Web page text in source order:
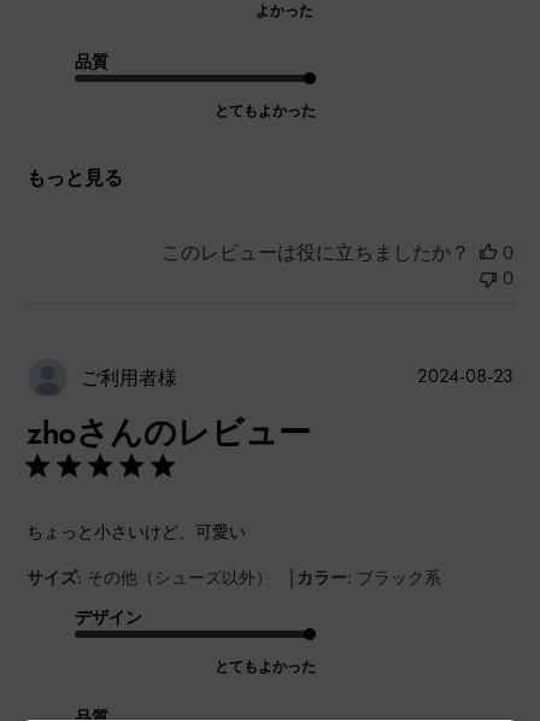
よかった
品質
とてもよかった
もっと見る
このレビューは役に立ちましたか？
0
0
ご利用者様
zhoさんのレビュー
ちょっと小さいけど、可愛い
サイズ: その他（シューズ以外） | カラー: ブラック系
デザイン
とてもよかった
公
2024-08-23